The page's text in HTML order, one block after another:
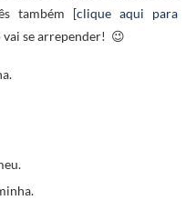
também [clique aqui para
vai se arrepender! 😉